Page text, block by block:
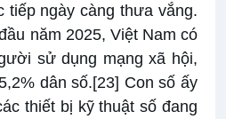
tiếp ngày càng thưa vắng.
năm 2025, Việt Nam có
sử dụng mạng xã hội,
dân số.[23] Con số ấy
thiết bị kỹ thuật số đang